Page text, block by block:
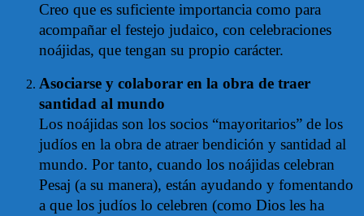
Creo que es suficiente importancia como para
acompañar el festejo judaico, con celebraciones
noájidas, que tengan su propio carácter.
Asociarse y colaborar en la obra de traer
santidad al mundo
Los noájidas son los socios “mayoritarios” de los
judíos en la obra de atraer bendición y santidad al
mundo. Por tanto, cuando los noájidas celebran
Pesaj (a su manera), están ayudando y fomentando
a que los judíos lo celebren (como Dios les ha